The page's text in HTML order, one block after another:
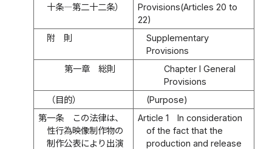
十条―第二十二条）
Provisions(Articles 20 to
22)
附 則
Supplementary
Provisions
第一章 総則
Chapter I General
Provisions
（目的）
(Purpose)
第一条
この法律は、
性行為映像制作物の
制作公表により出演
Article 1
In consideration
of the fact that the
production and release